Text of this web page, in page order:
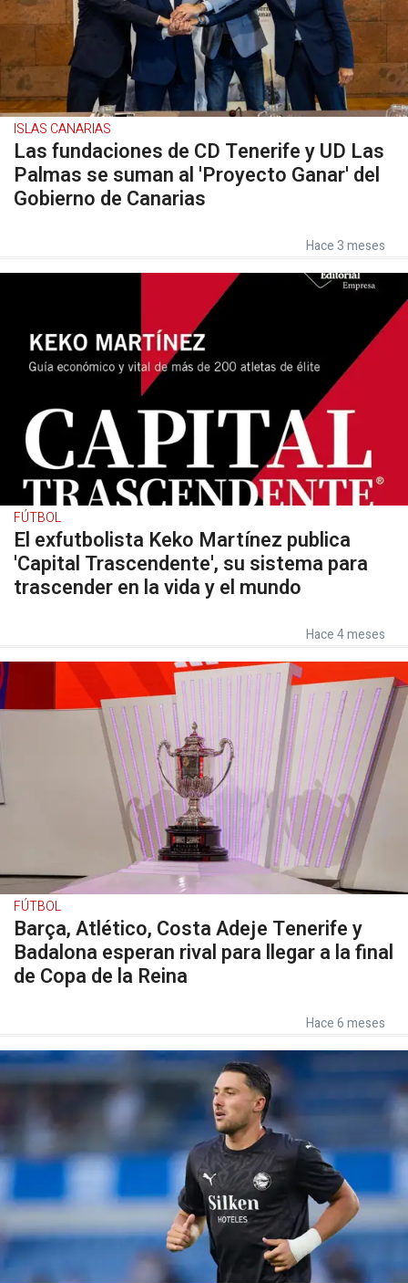
ISLAS CANARIAS
Las fundaciones de CD Tenerife y UD Las
Palmas se suman al 'Proyecto Ganar' del
Gobierno de Canarias
Hace 3 meses
FÚTBOL
El exfutbolista Keko Martínez publica
'Capital Trascendente', su sistema para
trascender en la vida y el mundo
Hace 4 meses
FÚTBOL
Barça, Atlético, Costa Adeje Tenerife y
Badalona esperan rival para llegar a la final
de Copa de la Reina
Hace 6 meses